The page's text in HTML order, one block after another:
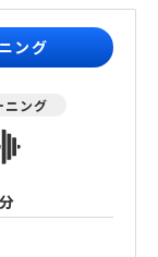
ング
ニング
分